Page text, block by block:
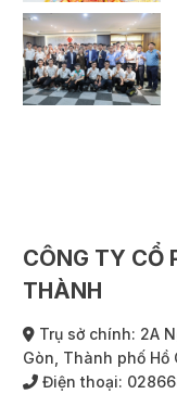
CÔNG TY CỔ
THÀNH
Trụ sở chính: 2A
Gòn, Thành phố Hồ
Điện thoại: